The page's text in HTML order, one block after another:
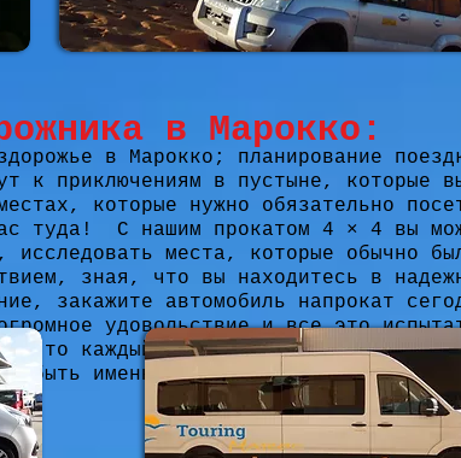
в Марокко:
в Марокко; планирование
к приключениям в пустыне, которые
которые нужно обязательно
туда!
С нашим прокатом 4 × 4 вы
исследовать места, которые обычно
зная, что вы находитесь в
закажите автомобиль напрокат
удовольствие и все это
что каждый праздник должен быть
быть именно таким - приключением.